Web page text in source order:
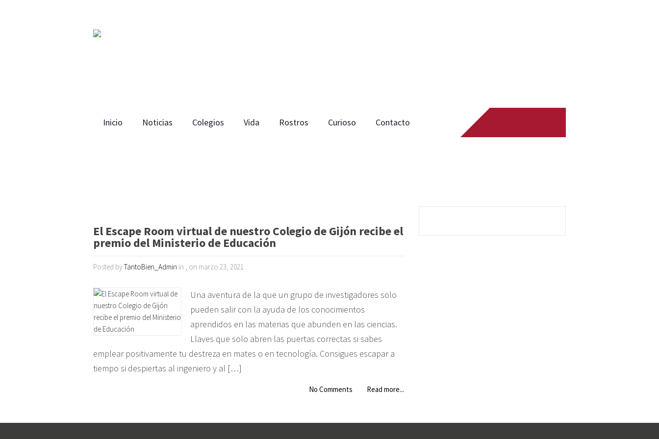
Inicio Noticias Colegios Vida Rostros Curioso Contacto
El Escape Room virtual de nuestro Colegio de Gijón recibe el
premio del Ministerio de Educación
Posted by TantoBien_Admin in , on marzo 23, 2021
Una aventura de la que un grupo de investigadores solo
pueden salir con la ayuda de los conocimientos
aprendidos en las materias que abunden en las ciencias.
Llaves que solo abren las puertas correctas si sabes
emplear positivamente tu destreza en mates o en tecnología. Consigues escapar a
tiempo si despiertas al ingeniero y al […]
No Comments Read more...